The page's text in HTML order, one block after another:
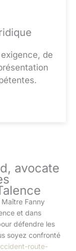
de
avocate
Fanny
et dans
défendre les
soyez confronté
route-